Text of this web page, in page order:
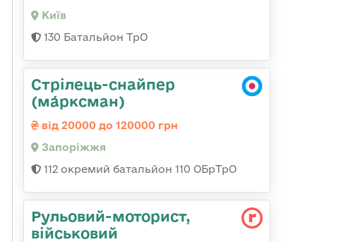
Київ
130 Батальйон ТрО
Стрілець-снайпер
(ма́рксман)
від 20000 до 120000 грн
Запоріжжя
112 окремий батальйон 110 ОБрТрО
Рульовий-мотоpист,
військовий